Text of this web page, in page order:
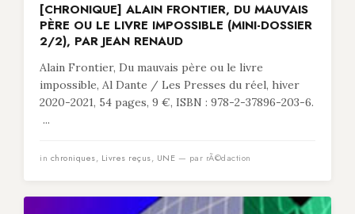
[CHRONIQUE] ALAIN FRONTIER, DU MAUVAIS
PÈRE OU LE LIVRE IMPOSSIBLE (MINI-DOSSIER
2/2), PAR JEAN RENAUD
Alain Frontier, Du mauvais père ou le livre
impossible, Al Dante / Les Presses du réel, hiver
2020-2021, 54 pages, 9 €, ISBN : 978-2-37896-203-6.
...
in chroniques, Livres reçus, UNE — par rÃ©daction